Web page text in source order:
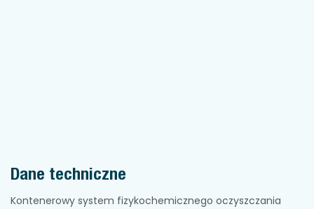
Dane techniczne
Kontenerowy system fizykochemicznego oczyszczania